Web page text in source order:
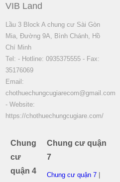
VIB Land
Lầu 3 Block A chung cư Sài Gòn
Mia, Đường 9A, Bình Chánh, Hồ
Chí Minh
Tel: - Hotline: 0935375555 - Fax:
35176069
Email:
chothuechungcugiarecom@gmail.com
- Website:
https://chothuechungcugiare.com/
Chung
cư
quận 4
Chung cư quận
7
Chung cư quận 7